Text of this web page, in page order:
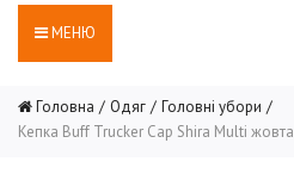
МЕНЮ
Головна Одяг
Головні убори
Кепка Buff Trucker Cap Shira Multi жовта